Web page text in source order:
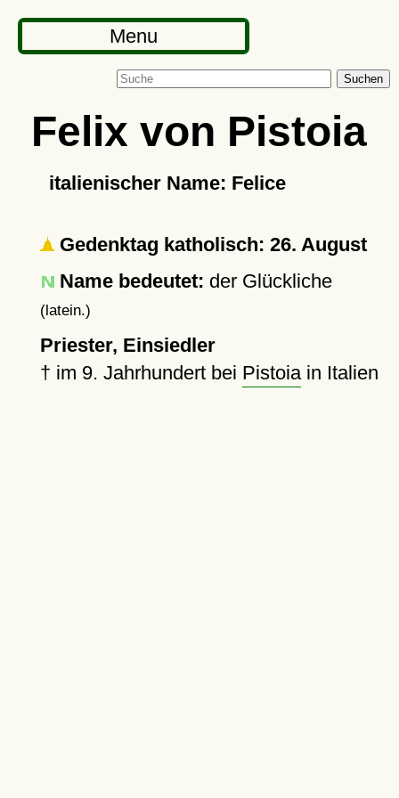
Menu
Suchen
Felix von Pistoia
italienischer Name: Felice
Gedenktag katholisch: 26. August
Name bedeutet: der Glückliche
(latein.)
Priester, Einsiedler
† im 9. Jahrhundert bei Pistoiain Italien